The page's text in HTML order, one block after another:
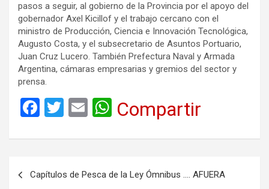
pasos a seguir, al gobierno de la Provincia por el apoyo del
gobernador Axel Kicillof y el trabajo cercano con el
ministro de Producción, Ciencia e Innovación Tecnológica,
Augusto Costa, y el subsecretario de Asuntos Portuario,
Juan Cruz Lucero. También Prefectura Naval y Armada
Argentina, cámaras empresarias y gremios del sector y
prensa.
F
ce
b
T
tt
er
E
ail
W
at
s
Compartir
Capítulos de Pesca de la Ley Ómnibus …. AFUERA